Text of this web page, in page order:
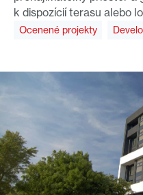
k dispozícií terasu alebo
Ocenené projekty